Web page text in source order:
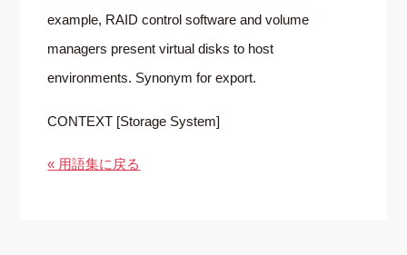
example, RAID control software and volume
managers present virtual disks to host
environments. Synonym for export.
CONTEXT [Storage System]
« 用語集に戻る